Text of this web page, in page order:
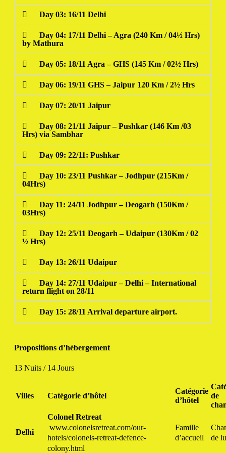
Day 03: 16/11 Delhi
Day 04: 17/11 Delhi – Agra (240 Km / 04½ Hrs)
by Mathura
Day 05: 18/11 Agra – GHS (145 Km / 02½ Hrs)
Day 06: 19/11 GHS – Jaipur 120 Km / 2½ Hrs
Day 07: 20/11 Jaipur
Day 08: 21/11 Jaipur – Pushkar (146 Km /03
Hrs) via Sambhar
Day 09: 22/11: Pushkar
Day 10: 23/11 Pushkar – Jodhpur (215Km /
04Hrs)
Day 11: 24/11 Jodhpur – Deogarh (150Km /
03Hrs)
Day 12: 25/11 Deogarh – Udaipur (130Km / 02
½ Hrs)
Day 13: 26/11 Udaipur
Day 14: 27/11 Udaipur – Delhi – International
return flight on 28/11
Day 15: 28/11 Arrival departure airport.
Propositions d’hébergement
13 Nuits / 14 Jours
Villes Catégorie d’hôtel
Catégorie
d’hôtel
de
Delhi
Colonel Retreat
www.colonelsretreat.com/our-
hotels/colonels-retreat-defence-
colony.html
Famille
d’accueil
de